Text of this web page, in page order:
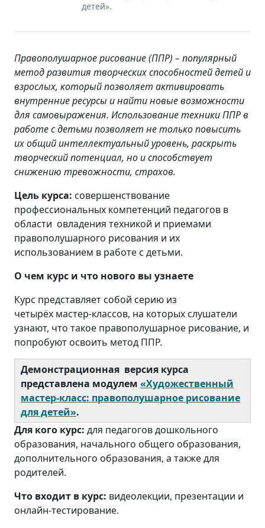
детей».
Правополушарное рисование (ППР) – популярный
метод развития творческих способностей детей и
взрослых, который позволяет активировать
внутренние ресурсы и найти новые возможности
для самовыражения. Использование техники ППР в
работе с детьми позволяет не только повысить
их общий интеллектуальный уровень, раскрыть
творческий потенциал, но и способствует
снижению тревожности, страхов.
Цель курса: совершенствование
профессиональных компетенций педагогов в
области овладения техникой и приемами
правополушарного рисования и их
использованием в работе с детьми.
О чем курс и что нового вы узнаете
Курс представляет собой серию из
четырёх мастер-классов, на которых слушатели
узнают, что такое правополушарное рисование, и
попробуют освоить метод ППР.
Демонстрационная версия курса
представлена модулем «Художественный
мастер-класс: правополушарное рисование
для детей».
Для кого курс: для педагогов дошкольного
образования, начального общего образования,
дополнительного образования, а также для
родителей.
Что входит в курс: видеолекции, презентации и
онлайн-тестирование.